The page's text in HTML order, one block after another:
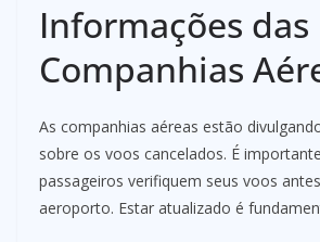
Informações das
Companhias
As companhias aéreas estão
sobre os voos cancelados. É
passageiros verifiquem seus voos
aeroporto. Estar atualizado é